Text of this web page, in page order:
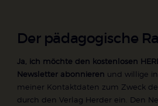
Der pädagogische
Ja, ich möchte den kostenlosen
Newsletter abonnieren und willige
meiner Kontaktdaten zum Zweck
durch den Verlag Herder ein. Den